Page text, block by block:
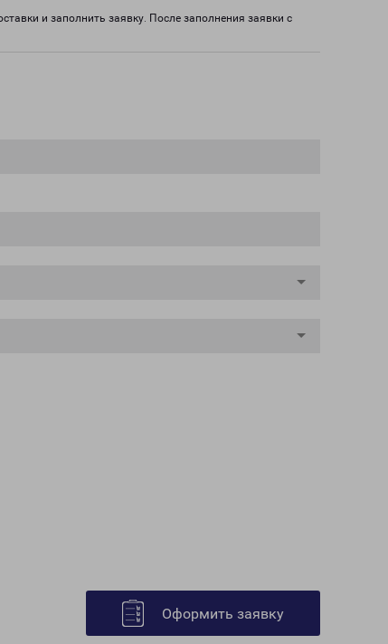
и заполнить заявку. После заполнения заявки с
Оформить заявку